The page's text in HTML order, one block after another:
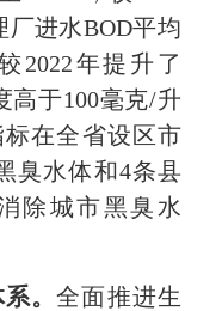
厂进水BOD平均
2022年提升了
高于100毫克/升
标在全省设区市
臭水体和4条县
除城市黑臭水
系。全面推进生